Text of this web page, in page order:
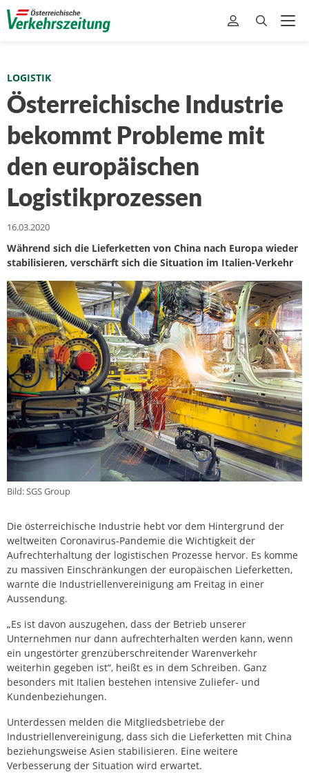
LOGISTIK
Österreichische Industrie
bekommt Probleme mit
den europäischen
Logistikprozessen
16.03.2020
Während sich die Lieferketten von China nach Europa wieder
stabilisieren, verschärft sich die Situation im Italien-Verkehr
Bild: SGS Group
Die österreichische Industrie hebt vor dem Hintergrund der
weltweiten Coronavirus-Pandemie die Wichtigkeit der
Aufrechterhaltung der logistischen Prozesse hervor. Es komme
zu massiven Einschränkungen der europäischen Lieferketten,
warnte die Industriellenvereinigung am Freitag in einer
Aussendung.
„Es ist davon auszugehen, dass der Betrieb unserer
Unternehmen nur dann aufrechterhalten werden kann, wenn
ein ungestörter grenzüberschreitender Warenverkehr
weiterhin gegeben ist“, heißt es in dem Schreiben. Ganz
besonders mit Italien bestehen intensive Zuliefer- und
Kundenbeziehungen.
Unterdessen melden die Mitgliedsbetriebe der
Industriellenvereinigung, dass sich die Lieferketten mit China
beziehungsweise Asien stabilisieren. Eine weitere
Verbesserung der Situation wird erwartet.